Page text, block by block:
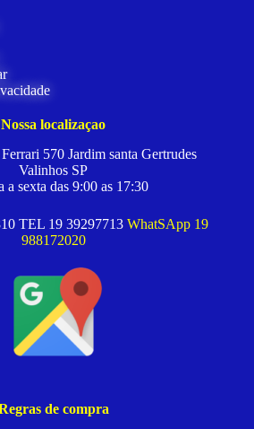
Nossa localizaçao
570 Jardim santa Gertrudes
Valinhos SP
a sexta das 9:00 as 17:30
TEL 19 39297713 WhatSApp 19
988172020
de compra